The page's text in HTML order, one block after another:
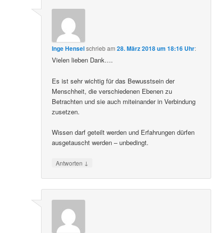
Inge Henselschriebam28. März 2018 um 18:16 Uhr:
Vielen lieben Dank….
Es ist sehr wichtig für das Bewusstsein der
Menschheit, die verschiedenen Ebenen zu
Betrachten und sie auch miteinander in Verbindung
zusetzen.
Wissen darf geteilt werden und Erfahrungen dürfen
ausgetauscht werden – unbedingt.
Antworten ↓